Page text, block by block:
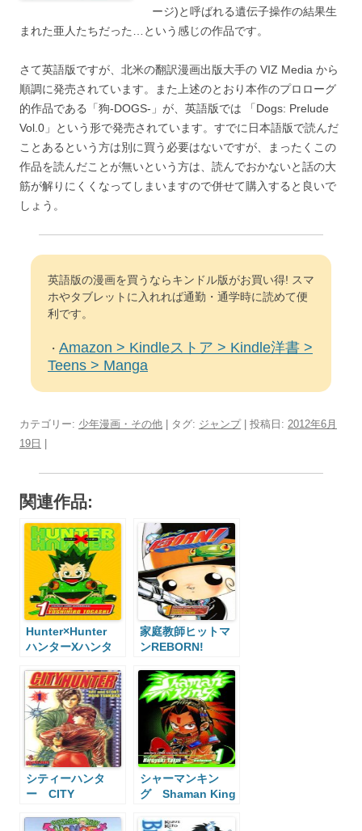
ージ)と呼ばれる遺伝子操作の結果生
まれた亜人たちだった…という感じの作品です。
さて英語版ですが、北米の翻訳漫画出版大手の VIZ Media から
順調に発売されています。また上述のとおり本作のプロローグ
的作品である「狗-DOGS-」が、英語版では 「Dogs: Prelude
Vol.0」という形で発売されています。すでに日本語版で読んだ
ことあるという方は別に買う必要はないですが、まったくこの
作品を読んだことが無いという方は、読んでおかないと話の大
筋が解りにくくなってしまいますので併せて購入すると良いで
しょう。
英語版の漫画を買うならキンドル版がお買い得! スマ
ホやタブレットに入れれば通勤・通学時に読めて便
利です。
・ Amazon > Kindleストア > Kindle洋書 >
Teens > Manga
カテゴリー: 少年漫画・その他 | タグ: ジャンプ| 投稿日: 2012年6月
19日
関連作品:
Hunter×Hunter
ハンターXハンタ
家庭教師ヒットマ
ンREBORN!
シティーハンタ
ー CITY
シャーマンキン
グ Shaman King